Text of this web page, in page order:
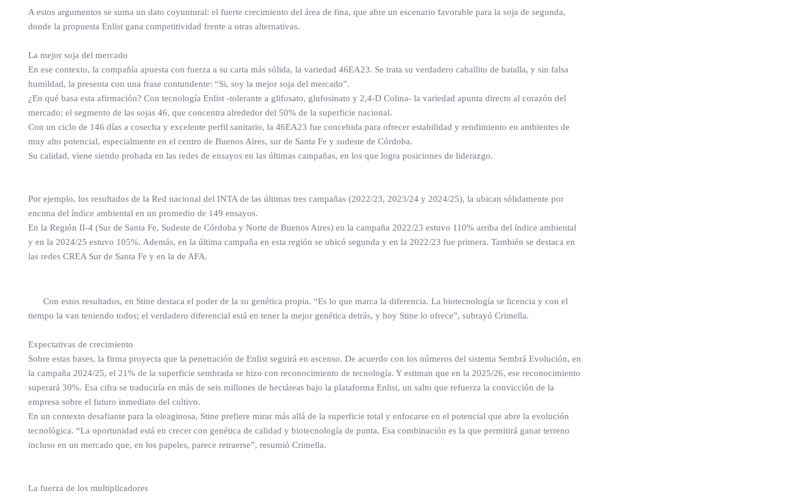
A estos argumentos se suma un dato coyuntural: el fuerte crecimiento del área de fina, que abre un escenario favorable para la soja de segunda,
donde la propuesta Enlist gana competitividad frente a otras alternativas.
La mejor soja del mercado
En ese contexto, la compañía apuesta con fuerza a su carta más sólida, la variedad 46EA23. Se trata su verdadero caballito de batalla, y sin falsa
humildad, la presenta con una frase contundente: “Si, soy la mejor soja del mercado”.
¿En qué basa esta afirmación? Con tecnología Enlist -tolerante a glifosato, glufosinato y 2,4-D Colina- la variedad apunta directo al corazón del
mercado: el segmento de las sojas 46, que concentra alrededor del 50% de la superficie nacional.
Con un ciclo de 146 días a cosecha y excelente perfil sanitario, la 46EA23 fue concebida para ofrecer estabilidad y rendimiento en ambientes de
muy alto potencial, especialmente en el centro de Buenos Aires, sur de Santa Fe y sudeste de Córdoba.
Su calidad, viene siendo probada en las redes de ensayos en las últimas campañas, en los que logra posiciones de liderazgo.
Por ejemplo, los resultados de la Red nacional del INTA de las últimas tres campañas (2022/23, 2023/24 y 2024/25), la ubican sólidamente por
encima del índice ambiental en un promedio de 149 ensayos.
En la Región II-4 (Sur de Santa Fe, Sudeste de Córdoba y Norte de Buenos Aires) en la campaña 2022/23 estuvo 110% arriba del índice ambiental
y en la 2024/25 estuvo 105%. Además, en la última campaña en esta región se ubicó segunda y en la 2022/23 fue primera. También se destaca en
las redes CREA Sur de Santa Fe y en la de AFA.
Con estos resultados, en Stine destaca el poder de la su genética propia. “Es lo que marca la diferencia. La biotecnología se licencia y con el
tiempo la van teniendo todos; el verdadero diferencial está en tener la mejor genética detrás, y hoy Stine lo ofrece”, subrayó Crimella.
Expectativas de crecimiento
Sobre estas bases, la firma proyecta que la penetración de Enlist seguirá en ascenso. De acuerdo con los números del sistema Sembrá Evolución, en
la campaña 2024/25, el 21% de la superficie sembrada se hizo con reconocimiento de tecnología. Y estiman que en la 2025/26, ese reconocimiento
superará 30%. Esa cifra se traduciría en más de seis millones de hectáreas bajo la plataforma Enlist, un salto que refuerza la convicción de la
empresa sobre el futuro inmediato del cultivo.
En un contexto desafiante para la oleaginosa, Stine prefiere mirar más allá de la superficie total y enfocarse en el potencial que abre la evolución
tecnológica. “La oportunidad está en crecer con genética de calidad y biotecnología de punta. Esa combinación es la que permitirá ganar terreno
incluso en un mercado que, en los papeles, parece retraerse”, resumió Crimella.
La fuerza de los multiplicadores